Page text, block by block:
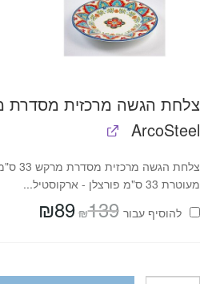
ArcoSteel
מעוטרת 33 ס"מ פורצלן - ארקוסטיל...
להוסיף⁦⁩ עבור
₪139 המחיר
המקורי
₪89